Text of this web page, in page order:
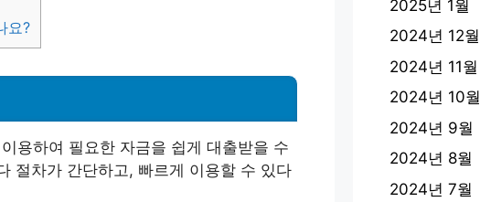
요?
용하여 필요한 자금을 쉽게 대출받을 수
절차가 간단하고, 빠르게 이용할 수 있다
2025년 1월
2024년 12월
2024년 11월
2024년 10월
2024년 9월
2024년 8월
2024년 7월